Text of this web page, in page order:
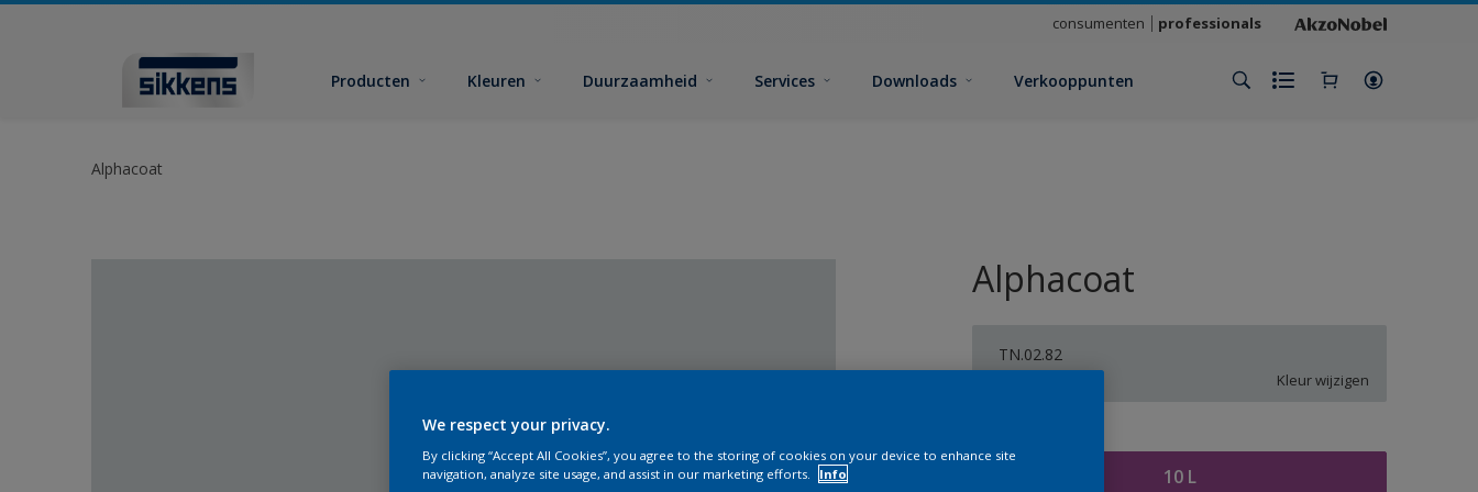
consumenten professionals
Producten Kleuren Duurzaamheid Services Downloads Verkooppunten
Alphacoat
Alphacoat
TN.02.82
Kleur wijzigen
10 L
We respect your privacy.
By clicking “Accept All Cookies”, you agree to the storing of cookies on your device to enhance site
navigation, analyze site usage, and assist in our marketing efforts.
Info